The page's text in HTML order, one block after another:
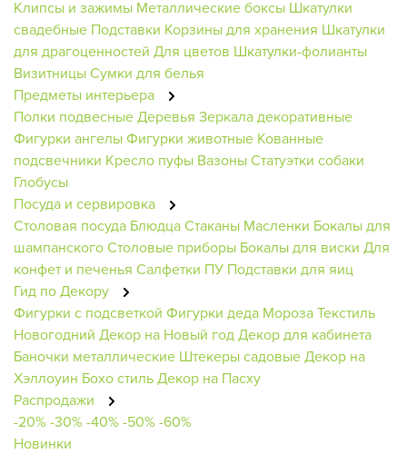
Клипсы и зажимы Металлические боксы Шкатулки
свадебные Подставки Корзины для хранения Шкатулки
для драгоценностей Для цветов Шкатулки-фолианты
ВизитницыСумки для белья
Предметы интерьера
Полки подвесныеДеревья Зеркала декоративные
Фигурки ангелыФигурки животные Кованные
подсвечники Кресло пуфы ВазоныСтатуэтки собаки
Глобусы
Посуда и сервировка
Столовая посуда БлюдцаСтаканы Масленки Бокалы для
шампанскогоСтоловые приборы Бокалы для виски Для
конфет и печенья Салфетки ПУ Подставки для яиц
Гид по Декору
Фигурки с подсветкой Фигурки деда МорозаТекстиль
Новогодний Декор на Новый годДекор для кабинета
Баночки металлические Штекеры садовыеДекор на
Хэллоуин Бохо стильДекор на Пасху
Распродажи
-20%-30%-40%-50%-60%
Новинки